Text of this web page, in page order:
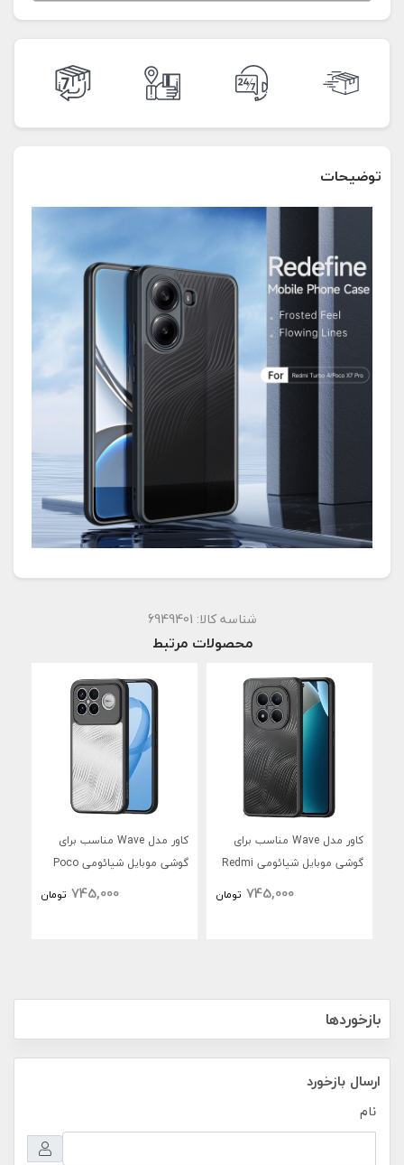
توضیحات
شناسه کالا: 6949401
محصولات مرتبط
کاور مدل Wave مناسب برای
گوشی موبایل شیائومی Redmi
745,000 تومان
کاور مدل Wave مناسب برای
گوشی موبایل شیائومی Poco
745,000 تومان
بازخوردها
ارسال بازخورد
نام